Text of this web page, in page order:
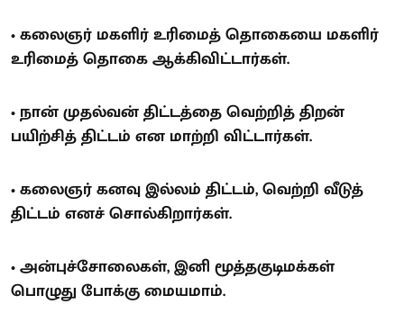
• கலைஞர் மகளிர் உரிமைத் தொகையை மகளிர்
உரிமைத் தொகை ஆக்கிவிட்டார்கள்.
• நான் முதல்வன் திட்டத்தை வெற்றித் திறன்
பயிற்சித் திட்டம் என மாற்றி விட்டார்கள்.
• கலைஞர் கனவு இல்லம் திட்டம், வெற்றி வீடுத்
திட்டம் எனச் சொல்கிறார்கள்.
• அன்புச்சோலைகள், இனி மூத்தகுடிமக்கள்
பொழுது போக்கு மையமாம்.